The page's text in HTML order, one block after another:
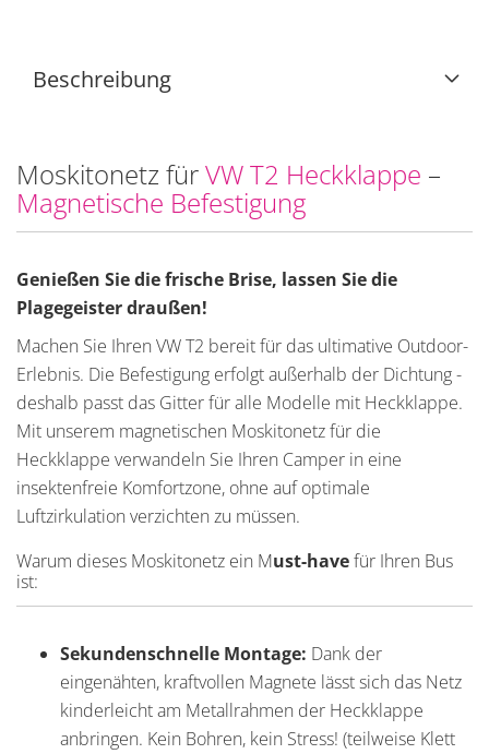
Beschreibung
Moskitonetz fürVW T2 Heckklappe –
Magnetische Befestigung
Genießen Sie die frische Brise, lassen Sie die
Plagegeister draußen!
Machen Sie Ihren VW T2 bereit für das ultimative Outdoor-
Erlebnis. Die Befestigung erfolgt außerhalb der Dichtung -
deshalb passt das Gitter für alle Modelle mit Heckklappe.
Mit unserem magnetischen Moskitonetz für die
Heckklappe verwandeln Sie Ihren Camper in eine
insektenfreie Komfortzone, ohne auf optimale
Luftzirkulation verzichten zu müssen.
Warum dieses Moskitonetz ein Must-havefür Ihren Bus
ist:
Sekundenschnelle Montage: Dank der
eingenähten, kraftvollen Magnete lässt sich das Netz
kinderleicht am Metallrahmen der Heckklappe
anbringen. Kein Bohren, kein Stress! (teilweise Klett